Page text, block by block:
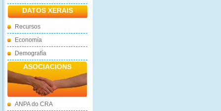
DATOS XERAIS
Recursos
Economía
Demografía
ASOCIACIONS
ANPA do CRA